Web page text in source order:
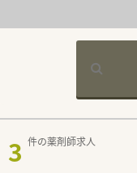
3 件の薬剤師求人